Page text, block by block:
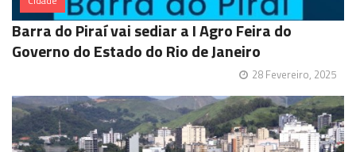
Barra do Piraí vai sediar a I Agro Feira do
Governo do Estado do Rio de Janeiro
28 Fevereiro, 2025